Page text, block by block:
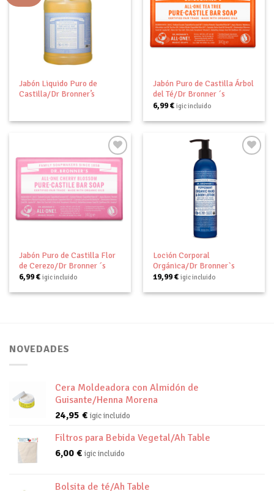
Jabón Liquido Puro de
Castilla/Dr Bronner’s
a tu
lista de
deseos
Jabón Puro de Castilla Árbol
del Té/Dr Bronner ´s
6,99€ igic incluido
Añadir
a tu
lista de
deseos
Jabón Puro de Castilla Flor
de Cerezo/Dr Bronner ´s
6,99€ igic incluido
Loción Corporal
Orgánica/Dr Bronner`s
19,99€ igic incluido
NOVEDADES
Cera Moldeadora con Almidón de
Guisante/Henna Morena
24,95 € igic incluido
Filtros para Bebida Vegetal/Ah Table
6,00 € igic incluido
Bolsita de té/Ah Table